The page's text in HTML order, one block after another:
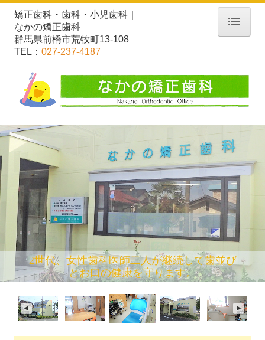
ホーム
当院について
保険診療の施設基準
矯正歯科をはじめる方へ
自費料金表
予約に関して
矯正歯科・歯科・小児歯科｜
なかの矯正歯科
群馬県前橋市荒牧町13-108
TEL：027-237-4187
2世代、女性歯科医師二人が継続して歯並び
とお口の健康を守ります。